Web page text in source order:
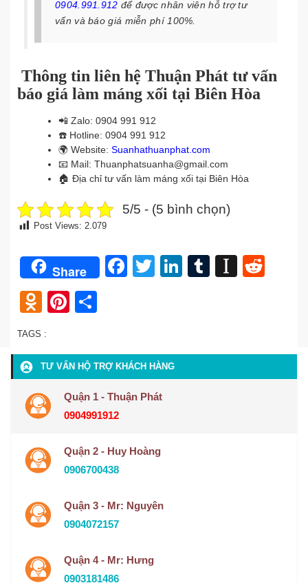
0904.991.912 để được nhân viên hỗ trợ tư
vấn và báo giá miễn phí 100%.
Thông tin liên hệ Thuận Phát tư vấn
báo giá làm máng xối tại Biên Hòa
📲 Zalo: 0904 991 912
☎️ Hotline: 0904 991 912
🌍 Website: Suanhathuanphat.com
📧 Mail: Thuanphatsuanha@gmail.com
🏠 Địa chỉ tư vấn làm máng xối tại Biên Hòa
5/5 - (5 bình chọn)
Post Views: 2.079
Share Facebook
TwitterLinkedIn
Tumblr
Odnoklassniki
Pinterest
TAGS :
TƯ VẤN HỘ TRỢ KHÁCH HÀNG
Quận 1 - Thuận Phát
0904991912
Quận 2 - Huy Hoàng
0906700438
Quận 3 - Mr: Nguyên
0904072157
Quận 4 - Mr: Hưng
0903181486